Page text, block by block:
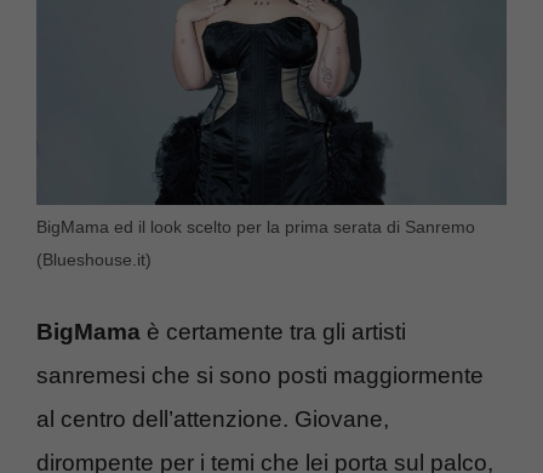
BigMama ed il look scelto per la prima serata di Sanremo
(Blueshouse.it)
BigMama è certamente tra gli artisti
sanremesi che si sono posti maggiormente
al centro dell’attenzione. Giovane,
dirompente per i temi che lei porta sul palco,